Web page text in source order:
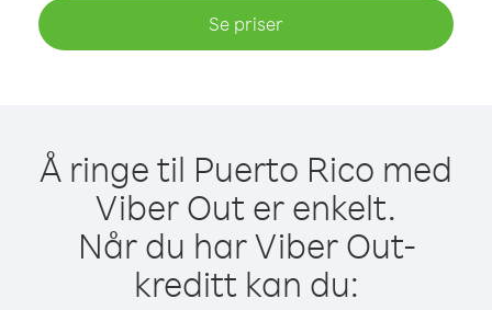
Se priser
Å ringe til Puerto Rico med
Viber Out er enkelt.
Når du har Viber Out-
kreditt kan du: